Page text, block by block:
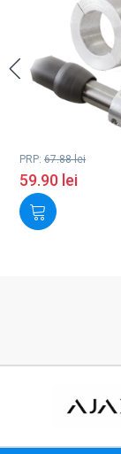
PRP: 67.88lei
59.90 lei